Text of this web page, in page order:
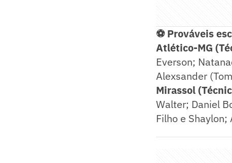
⚽ Prováveis
Atlético-MG
Everson;
Alexsander
Mirassol
Walter; Daniel
Filho e Shaylon;